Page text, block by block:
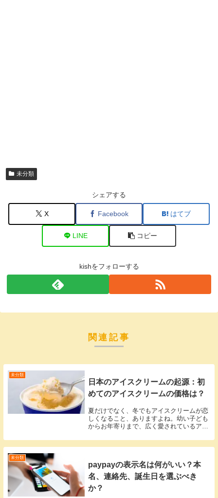
未分類
シェアする
X Facebook はてブ
LINE コピー
kishをフォローする
関連記事
未分類
日本のアイスクリームの起源：初
めてのアイスクリームの価格は？
夏だけでなく、冬でもアイスクリームが恋
しくなること、ありますよね。幼い子ども
からお年寄りまで、広く愛されているアイ
うか？この記事で、日本におけるアイスク
未分類
paypayの表示名は何がいい？本
名、連絡先、誕生日を選ぶべき
か？